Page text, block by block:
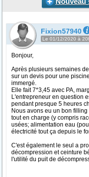
Fixion57940
Le 01/12/2020 à
Bonjour,
Après plusieurs semaines
sur un devis pour une
immergé.
Elle fait 7*3,45 avec PA,
L'entrepreneur en question
pendant presque 5 heures
Nous avons eu un bon
tout en charge (y compris
usées; alimentation eau
électricité tout ça depuis le
C'est également le seul a
décompression et ceinture
l'utilité du puit de